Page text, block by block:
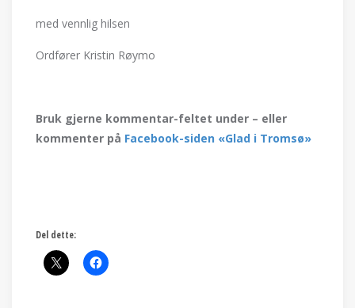
med vennlig hilsen
Ordfører Kristin Røymo
Bruk gjerne kommentar-feltet under – eller
kommenter på Facebook-siden «Glad i Tromsø»
Del dette: